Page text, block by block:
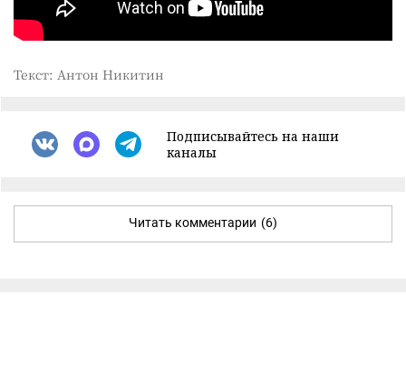
Текст: Антон Никитин
Подписывайтесь на наши
каналы
Читать комментарии (6)